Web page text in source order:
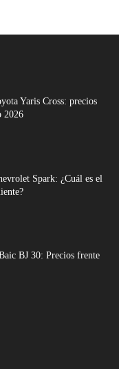
Yaris Cross: precios
2026
Spark: ¿Cuál es el
BJ 30: Precios frente